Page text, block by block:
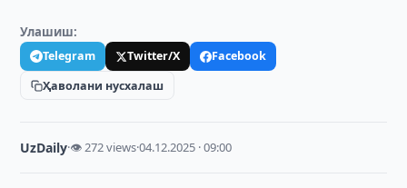
Улашиш:
Telegram Twitter/X
Facebook
Ҳаволани нусхалаш
UzDaily·👁 272 views·04.12.2025 · 09:00